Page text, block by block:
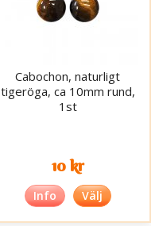
Cabochon, naturligt
tigeröga, ca 10mm rund,
1st
10 kr
Info Välj